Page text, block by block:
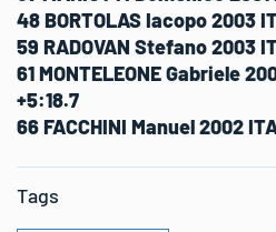
48 BORTOLAS Iacopo 2003
59 RADOVAN Stefano 2003
61 MONTELEONE Gabriele
+5:18.7
66 FACCHINI Manuel 2002
Tags